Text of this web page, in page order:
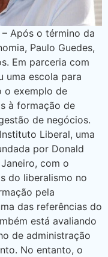
– Após o término da
Paulo Guedes,
Em parceria com
uma escola para
o exemplo de
à formação de
de negócios.
Liberal, uma
por Donald
com o
do liberalismo no
pela
das referências do
está avaliando
de administração
No entanto, o